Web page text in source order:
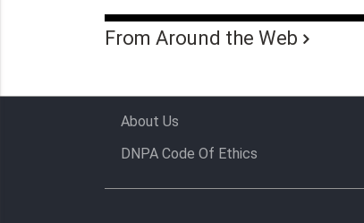
From Around the Web
About Us
DNPA Code Of Ethics